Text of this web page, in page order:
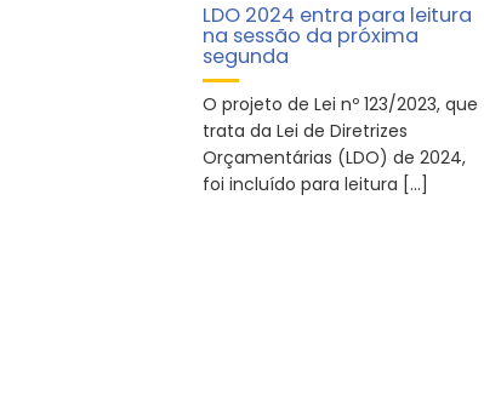
LDO 2024 entra para leitura
na sessão da próxima
segunda
O projeto de Lei nº 123/2023, que
trata da Lei de Diretrizes
Orçamentárias (LDO) de 2024,
foi incluído para leitura […]